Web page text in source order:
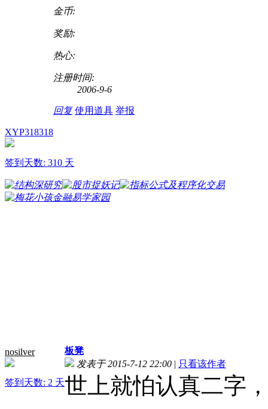
金币:
奖励:
热心:
注册时间:
2006-9-6
回复 使用道具 举报
XYP318318
签到天数: 310 天
nosilver
签到天数: 2 天
板凳
发表于 2015-7-12 22:00 | 只看该作者
世上就怕认真二字